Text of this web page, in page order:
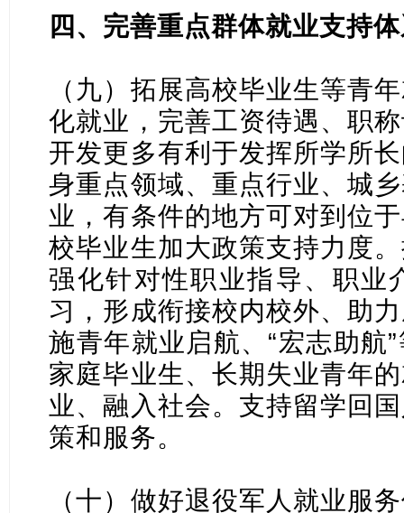
四、完善重点群体就业支持
（九）拓展高校毕业生等青
化就业，完善工资待遇、职
开发更多有利于发挥所学所
身重点领域、重点行业、城
业，有条件的地方可对到位
校毕业生加大政策支持力度
强化针对性职业指导、职业
习，形成衔接校内校外、助
施青年就业启航、“宏志助航
家庭毕业生、长期失业青年
业、融入社会。支持留学回
策和服务。
（十）做好退役军人就业服